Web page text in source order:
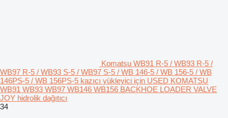
Komatsu WB91 R-5 / WB93 R-5 /
WB97 R-5 / WB93 S-5 / WB97 S-5 / WB 146-5 / WB 156-5 / WB
146PS-5 / WB 156PS-5 kazıcı yükleyici için USED KOMATSU
WB91 WB93 WB97 WB146 WB156 BACKHOE LOADER VALVE
JOY hidrolik dağıtıcı
34